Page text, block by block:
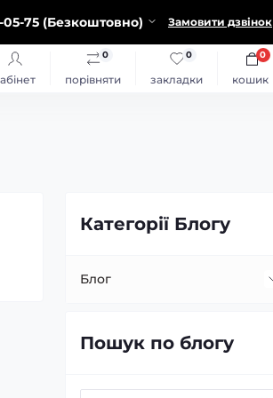
75 (Безкоштовно) Замовити дзвінок
порівняти
0
закладки
0
кошик
0
Категорії Блогу
Блог
Пошук по блогу